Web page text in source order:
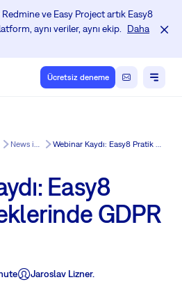
Redmine ve Easy Project artık Easy8
aynı veriler, aynı ekip.
Daha
Ücretsiz deneme
News in Easy8 Webinar Kaydı: Easy8 Pratik Örneklerinde GDPR
Easy8
GDPR
Jaroslav Lizner.